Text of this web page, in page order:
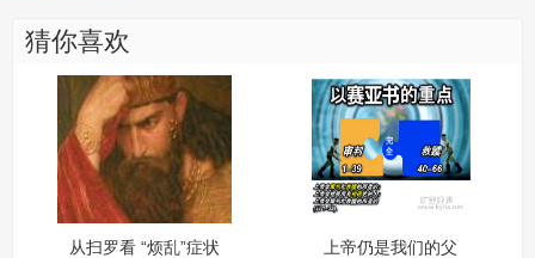
猜你喜欢
从扫罗看 “烦乱”症状 上帝仍是我们的父